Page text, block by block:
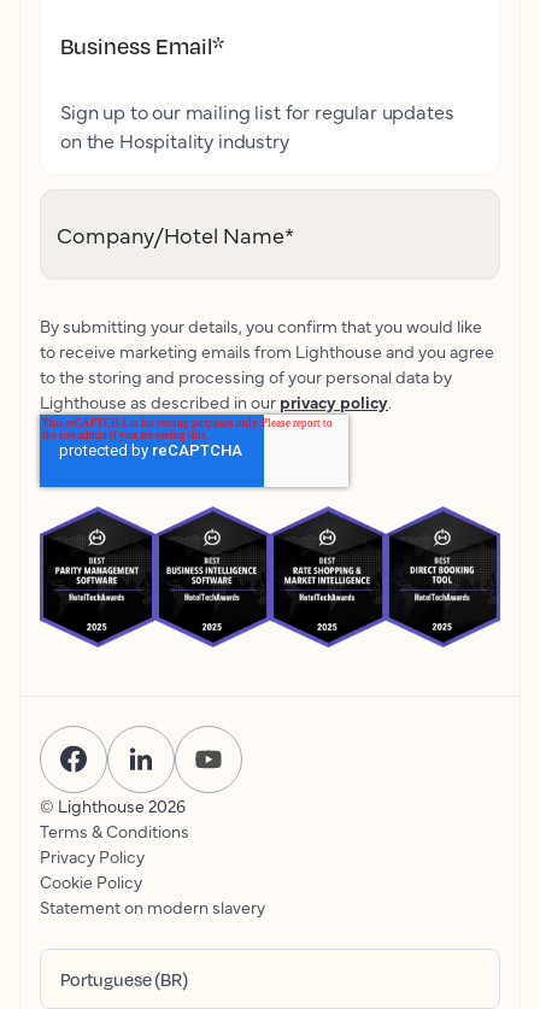
Business Email*
Sign up to our mailing list for regular updates
on the Hospitality industry
Company/Hotel Name*
By submitting your details, you confirm that you would like
to receive marketing emails from Lighthouse and you agree
to the storing and processing of your personal data by
Lighthouse as described in our privacy policy.
© Lighthouse 2026
Terms & Conditions
Privacy Policy
Cookie Policy
Statement on modern slavery
Portuguese (BR)